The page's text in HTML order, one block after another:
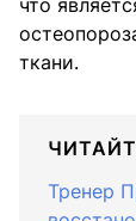
что
ткани.
Тренер